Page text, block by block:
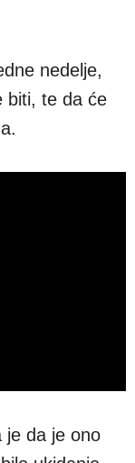
nedelje,
biti, te da će
je da je ono